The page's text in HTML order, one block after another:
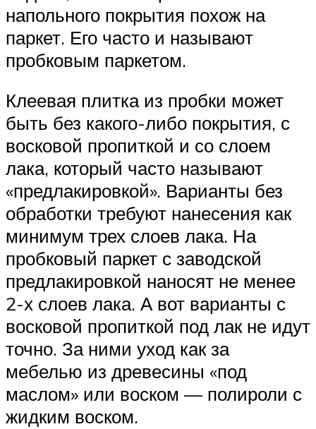
напольного покрытия похож на
паркет. Его часто и называют
пробковым паркетом.
Клеевая плитка из пробки может
быть без какого-либо покрытия, с
восковой пропиткой и со слоем
лака, который часто называют
«предлакировкой». Варианты без
обработки требуют нанесения как
минимум трех слоев лака. На
пробковый паркет с заводской
предлакировкой наносят не менее
2-х слоев лака. А вот варианты с
восковой пропиткой под лак не идут
точно. За ними уход как за
мебелью из древесины «под
маслом» или воском — полироли с
жидким воском.